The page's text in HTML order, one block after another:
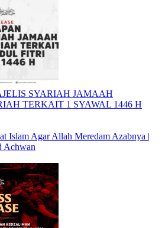
SYARIAH JAMAAH
TERKAIT 1 SYAWAL 1446 H
Islam Agar Allah Meredam Azabnya |
Achwan